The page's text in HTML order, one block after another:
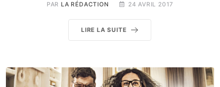
PAR LA RÉDACTION 24 AVRIL 2017
LIRE LA SUITE